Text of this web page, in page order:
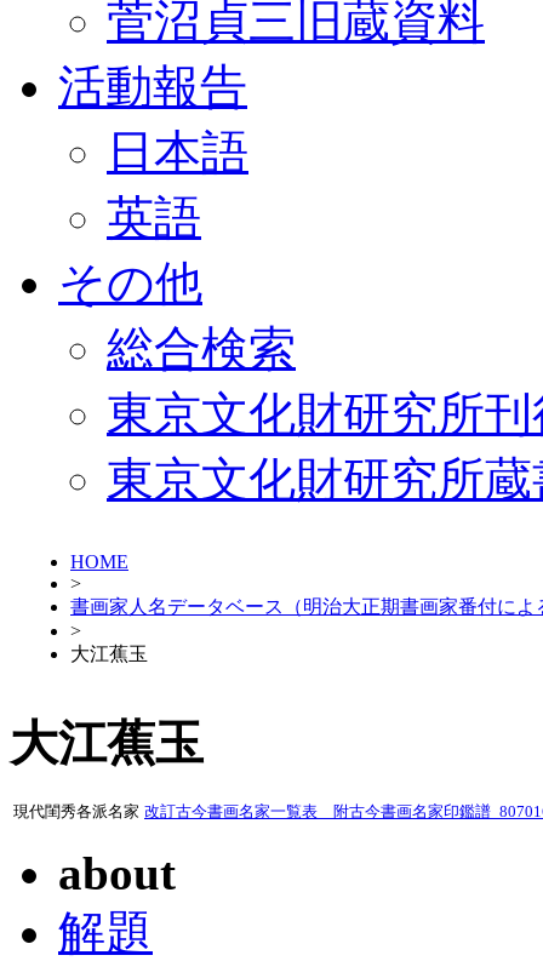
菅沼貞三旧蔵資料
活動報告
日本語
英語
その他
総合検索
東京文化財研究所
東京文化財研究所
HOME
>
書画家人名データベース（明治大正期書画家番付によ
>
大江蕉玉
大江蕉玉
現代閨秀各派名家 改訂古今書画名家一覧表 附古今書画名家印鑑譜
about
解題